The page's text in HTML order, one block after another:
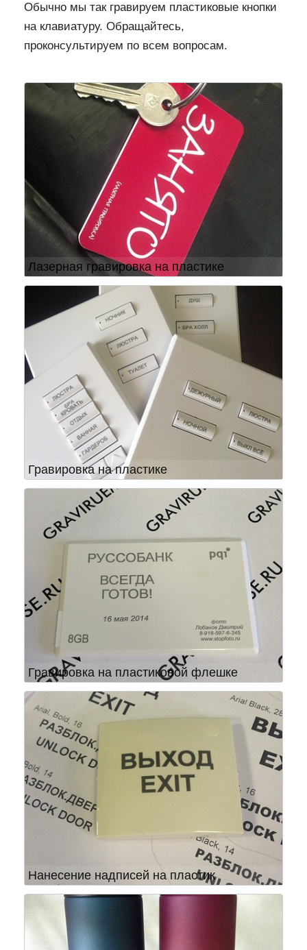
Обычно мы так гравируем пластиковые кнопки
на клавиатуру. Обращайтесь,
проконсультируем по всем вопросам.
Лазерная гравировка на пластике
Гравировка на пластике
Гравировка на пластиковой флешке
Нанесение надписей на пластик